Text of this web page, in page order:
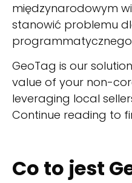
międzynarodowym
stanowić problemu
GeoTag is our
value of your non-
leveraging local
Continue reading to
Co to jest